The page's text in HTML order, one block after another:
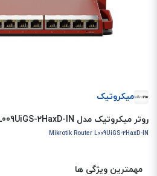
میکروتیک
روتر میکروتیک مدل L009UiGS-2HaxD-IN
Mikrotik Router L009UiGS-2HaxD-IN
مهمترین ویژگی ها